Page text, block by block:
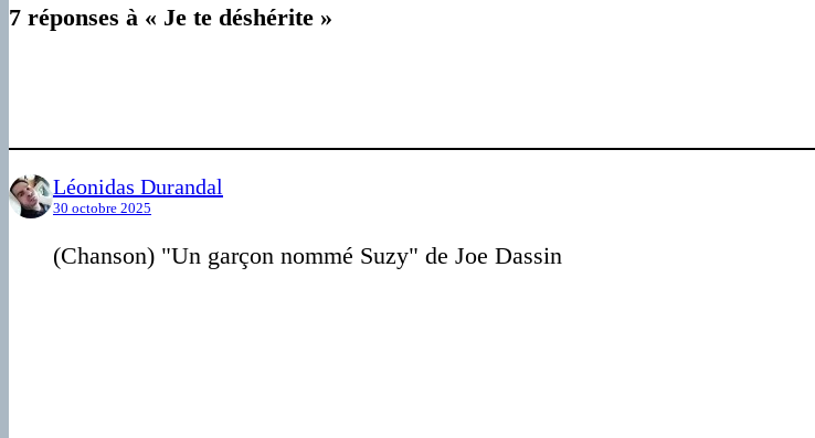
7 réponses à « Je te déshérite »
Léonidas Durandal
30 octobre 2025
(Chanson) "Un garçon nommé Suzy" de Joe Dassin